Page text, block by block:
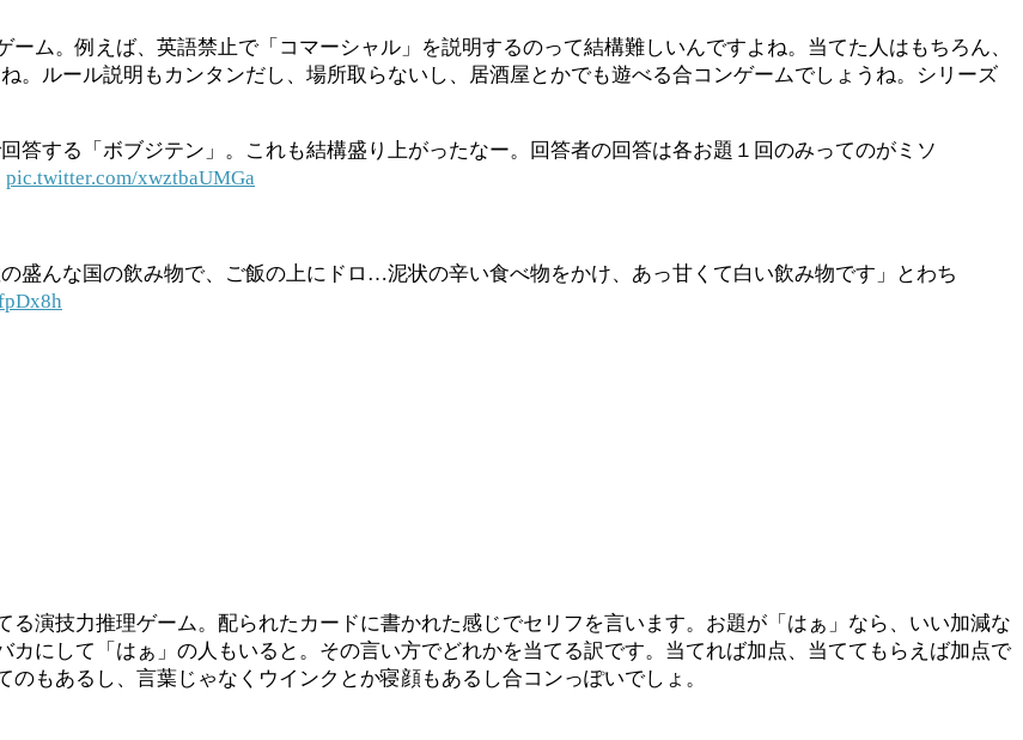
ム。例えば、英語禁止で「コマーシャル」を説明するのって結構難しいんですよね。当てた人はもちろん、
。ルール説明もカンタンだし、場所取らないし、居酒屋とかでも遊べる合コンゲームでしょうね。シリーズ
答する「ボブジテン」。これも結構盛り上がったなー。回答者の回答は各お題１回のみってのがミソ
pic.twitter.com/xwztbaUMGa
盛んな国の飲み物で、ご飯の上にドロ…泥状の辛い食べ物をかけ、あっ甘くて白い飲み物です」とわち
演技力推理ゲーム。配られたカードに書かれた感じでセリフを言います。お題が「はぁ」なら、いい加減な
にして「はぁ」の人もいると。その言い方でどれかを当てる訳です。当てれば加点、当ててもらえば加点で
もあるし、言葉じゃなくウインクとか寝顔もあるし合コンっぽいでしょ。